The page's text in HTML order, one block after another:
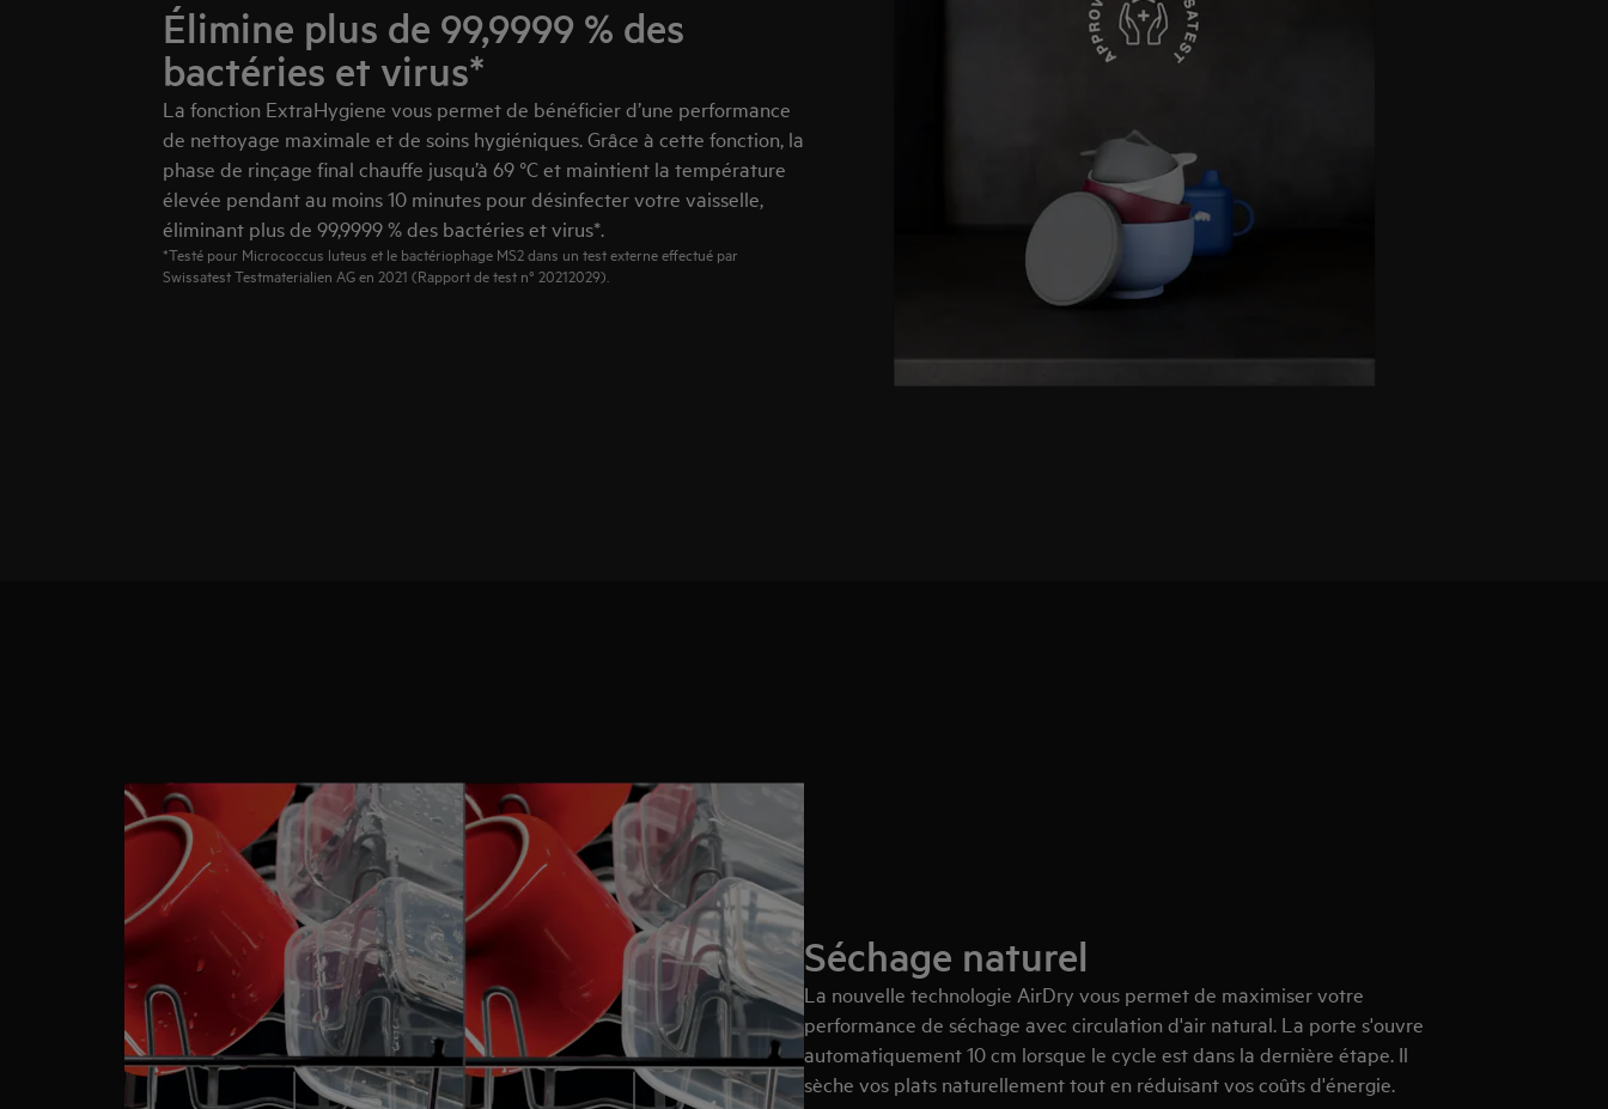
Élimine plus de 99,9999 % des
bactéries et virus*
La fonction ExtraHygiene vous permet de bénéficier d’une performance
de nettoyage maximale et de soins hygiéniques. Grâce à cette fonction, la
phase de rinçage final chauffe jusqu’à 69 °C et maintient la température
élevée pendant au moins 10 minutes pour désinfecter votre vaisselle,
éliminant plus de 99,9999 % des bactéries et virus*.
*Testé pour Micrococcus luteus et le bactériophage MS2 dans un test externe effectué par
Swissatest Testmaterialien AG en 2021 (Rapport de test n° 20212029).
Séchage naturel
La nouvelle technologie AirDry vous permet de maximiser votre
performance de séchage avec circulation d'air natural. La porte s'ouvre
automatiquement 10 cm lorsque le cycle est dans la dernière étape. Il
sèche vos plats naturellement tout en réduisant vos coûts d'énergie.